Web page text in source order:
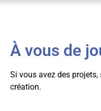
À vous de
Si vous avez des
création.